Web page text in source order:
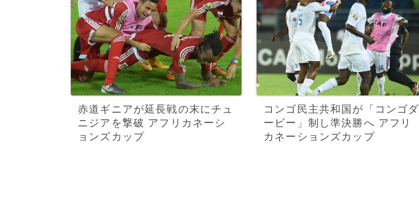
赤道ギニアが延長戦の末にチュ
ニジアを撃破 アフリカネーシ
ョンズカップ
コンゴ民主共和国が「コンゴダ
ービー」制し準決勝へ アフリ
カネーションズカップ